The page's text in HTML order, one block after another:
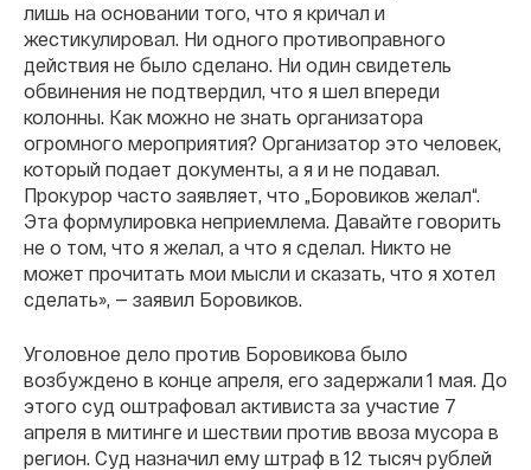
лишь на основании того, что я кричал и
жестикулировал. Ни одного противоправного
действия не было сделано. Ни один свидетель
обвинения не подтвердил, что я шел впереди
колонны. Как можно не знать организатора
огромного мероприятия? Организатор это человек,
который подает документы, а я и не подавал.
Прокурор часто заявляет, что „Боровиков желал“.
Эта формулировка неприемлема. Давайте говорить
не о том, что я желал, а что я сделал. Никто не
может прочитать мои мысли и сказать, что я хотел
сделать», — заявил Боровиков.
Уголовное дело против Боровикова было
возбуждено в конце апреля, его задержали 1 мая. До
этого суд оштрафовал активиста за участие 7
апреля в митинге и шествии против ввоза мусора в
регион. Суд назначил ему штраф в 12 тысяч рублей